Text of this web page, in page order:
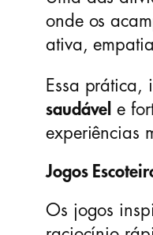
onde os
ativa,
Essa prática,
saudável e
experiências
Jogos
Os jogos